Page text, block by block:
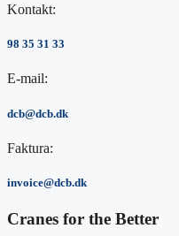
Kontakt:
98 35 31 33
E-mail:
dcb@dcb.dk
Faktura:
invoice@dcb.dk
Cranes for the Better